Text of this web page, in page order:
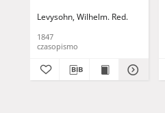
Levysohn, Wilhelm. Red.
1847
czasopismo